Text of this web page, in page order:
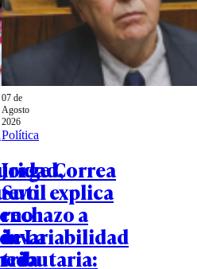
La
07 de
Agosto
2026
Política
Jorge Correa
Sutil explica
rechazo a
invariabilidad
tributaria: